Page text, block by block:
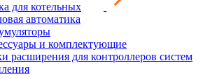
для котельных
автоматика
и комплектующие
расширения для контроллеров систем